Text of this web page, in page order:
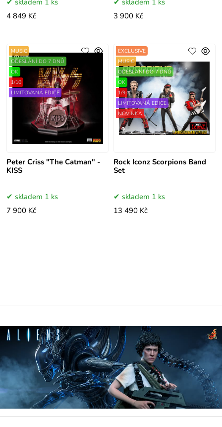
skladem 1 ks
4 849 Kč
skladem 1 ks
3 900 Kč
Peter Criss "The Catman" -
KISS
MUSIC
ODESLÁNÍ DO 7 DNŮ
OK
1/10
LIMITOVANÁ EDICE
skladem 1 ks
7 900 Kč
Rock Iconz Scorpions Band
Set
EXCLUSIVE
MUSIC
ODESLÁNÍ DO 7 DNŮ
OK
1/9
LIMITOVANÁ EDICE
NOVINKA
skladem 1 ks
13 490 Kč